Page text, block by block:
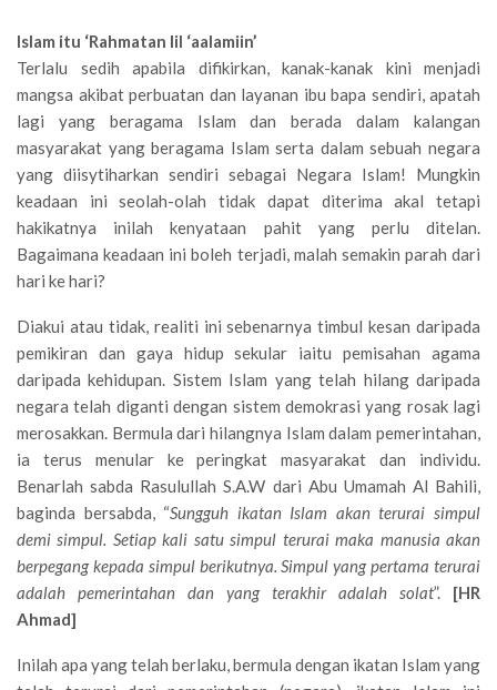
Islam itu ‘Rahmatan lil ‘aalamiin’
Terlalu sedih apabila difikirkan, kanak-kanak kini menjadi
mangsa akibat perbuatan dan layanan ibu bapa sendiri, apatah
lagi yang beragama Islam dan berada dalam kalangan
masyarakat yang beragama Islam serta dalam sebuah negara
yang diisytiharkan sendiri sebagai Negara Islam! Mungkin
keadaan ini seolah-olah tidak dapat diterima akal tetapi
hakikatnya inilah kenyataan pahit yang perlu ditelan.
Bagaimana keadaan ini boleh terjadi, malah semakin parah dari
hari ke hari?
Diakui atau tidak, realiti ini sebenarnya timbul kesan daripada
pemikiran dan gaya hidup sekular iaitu pemisahan agama
daripada kehidupan. Sistem Islam yang telah hilang daripada
negara telah diganti dengan sistem demokrasi yang rosak lagi
merosakkan. Bermula dari hilangnya Islam dalam pemerintahan,
ia terus menular ke peringkat masyarakat dan individu.
Benarlah sabda Rasulullah S.A.W dari Abu Umamah Al Bahili,
baginda bersabda, “Sungguh ikatan Islam akan terurai simpul
demi simpul. Setiap kali satu simpul terurai maka manusia akan
berpegang kepada simpul berikutnya. Simpul yang pertama terurai
adalah pemerintahan dan yang terakhir adalah solat”. [HR
Ahmad]
Inilah apa yang telah berlaku, bermula dengan ikatan Islam yang